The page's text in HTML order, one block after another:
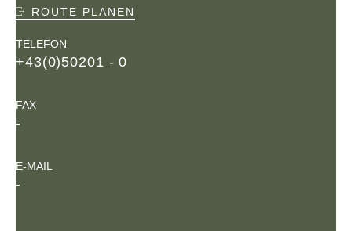
ROUTE PLANEN
TELEFON
+43(0)50201 - 0
FAX
-
E-MAIL
-